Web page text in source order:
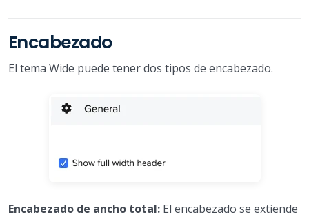
Encabezado
El tema Wide puede tener dos tipos de encabezado.
Encabezado de ancho total: El encabezado se extiende